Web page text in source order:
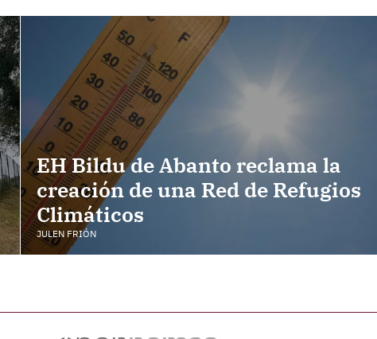
EH Bildu de Abanto reclama la
creación de una Red de Refugios
Climáticos
JULEN FRIÓN